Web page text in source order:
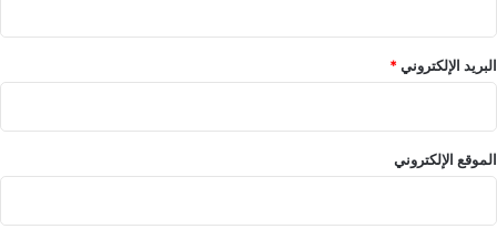
البريد الإلكتروني*
الموقع الإلكتروني